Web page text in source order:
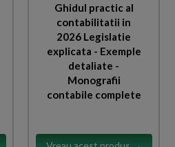
Ghidul practic al
contabilitatii in
2026 Legislatie
explicata - Exemple
detaliate -
Monografii
contabile complete